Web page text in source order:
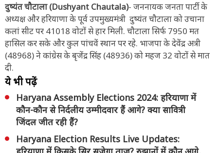
दुष्यंत चौटाला (Dushyant Chautala)- जननायक जनता पार्टी के
अध्यक्ष और हरियाणा के पूर्व उपमुख्यमंत्री दुष्यंत चौटाला को उचाना
कलां सीट पर 41018 वोटों से हार मिली. चौटाला सिर्फ 7950 मत
हासिल कर सके और कुल पांचवें स्थान पर रहे. भाजपा के देवेंद्र अत्री
(48968) ने कांग्रेस के बृजेंद्र सिंह (48936) को महज 32 वोटों से मात
दी.
ये भी पढ़ें
Haryana Assembly Elections 2024: हरियाणा में
कौन-कौन से निर्दलीय उम्मीदवार हैं आगे? क्या सावित्री
जिंदल जीत रही हैं?
Haryana Election Results Live Updates: